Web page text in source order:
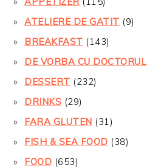
ATELIERE DE GATIT (9)
BREAKFAST (143)
DE VORBA CU DOCTORUL
DESSERT (232)
DRINKS (29)
FARA GLUTEN (31)
FISH & SEA FOOD (38)
FOOD (653)